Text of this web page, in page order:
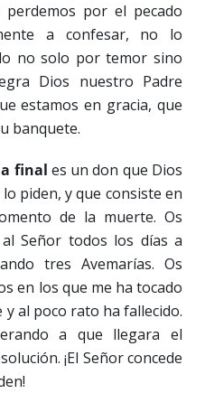
por el pecado
a confesar, no lo
no solo por temor sino
Dios nuestro Padre
estamos en gracia, que
banquete.
final es un don que Dios
piden, y que consiste en
de la muerte. Os
Señor todos los días a
tres Avemarías. Os
en los que me ha tocado
al poco rato ha fallecido.
a que llegara el
¡El Señor concede